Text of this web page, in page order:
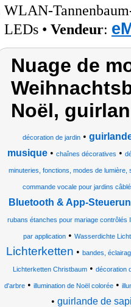
WLAN-
LEDs • Vendeur:
Nuage de
Noël,
décoration de jardin•
musique• chaînes décoratives •
minuteries, fonctions, modes de
commande vocale pour jardins
Bluetooth & App-
rubans étanches pour mariage contrôlés
par application • Wasserdichte
Lichterketten • bandes,
Lichterketten Christbaum• décoration
d'arbre• illumination de Noël colorée•
• guirlande de